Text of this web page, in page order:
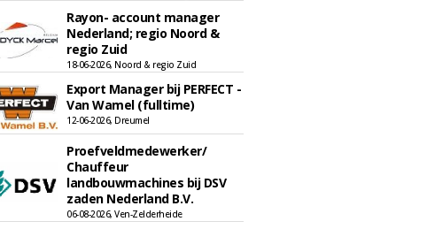
Rayon- account manager
Nederland; regio Noord &
regio Zuid
18-06-2026, Noord & regio Zuid
Export Manager bij PERFECT -
Van Wamel (fulltime)
12-06-2026, Dreumel
Proefveldmedewerker/
Chauffeur
landbouwmachines bij DSV
zaden Nederland B.V.
06-08-2026, Ven-Zelderheide